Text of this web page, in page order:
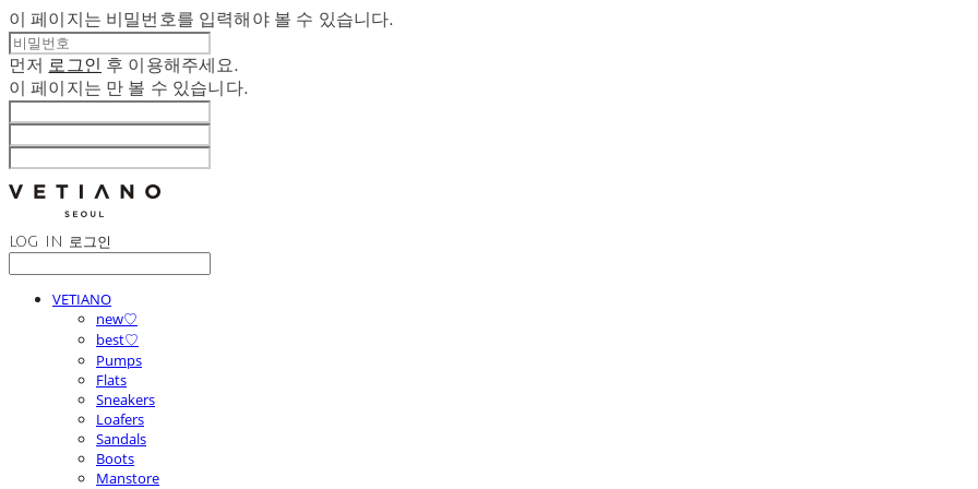
이 페이지는 비밀번호를 입력해야 볼 수 있습니다.
먼저 로그인 후 이용해주세요.
이 페이지는 만 볼 수 있습니다.
LOG IN 로그인
VETIANO
new♡
best♡
Pumps
Flats
Sneakers
Loafers
Sandals
Boots
Manstore